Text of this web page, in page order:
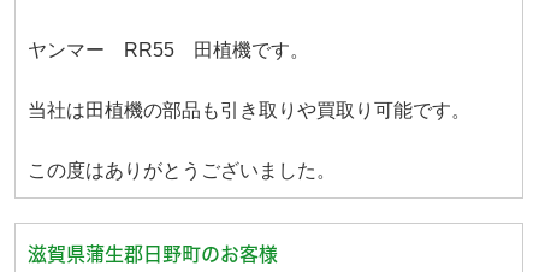
ヤンマー RR55 田植機です。
当社は田植機の部品も引き取りや買取り可能です。
この度はありがとうございました。
滋賀県蒲生郡日野町のお客様